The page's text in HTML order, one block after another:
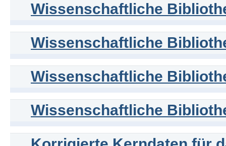
Wissenschaftliche
Wissenschaftliche
Wissenschaftliche
Wissenschaftliche